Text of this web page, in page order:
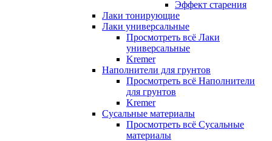
Эффект старения
Лаки тонирующие
Лаки универсальные
Просмотреть всё Лаки
универсальные
Kremer
Наполнители для грунтов
Просмотреть всё Наполнители
для грунтов
Kremer
Сусальные материалы
Просмотреть всё Сусальные
материалы